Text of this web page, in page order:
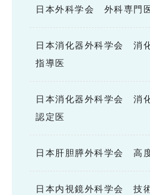
日本外科学会 外科専門
日本消化器外科学会 消
指導医
日本消化器外科学会 消
認定医
日本肝胆膵外科学会 高
日本内視鏡外科学会 技